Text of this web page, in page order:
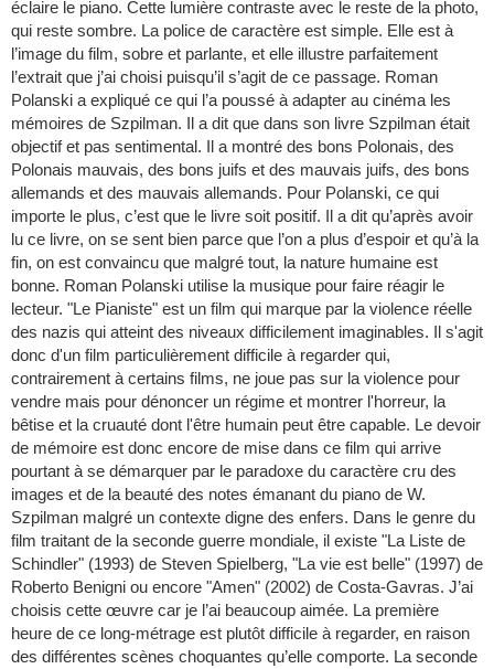
éclaire le piano. Cette lumière contraste avec le reste de la photo,
qui reste sombre. La police de caractère est simple. Elle est à
l’image du film, sobre et parlante, et elle illustre parfaitement
l’extrait que j’ai choisi puisqu’il s’agit de ce passage. Roman
Polanski a expliqué ce qui l’a poussé à adapter au cinéma les
mémoires de Szpilman. Il a dit que dans son livre Szpilman était
objectif et pas sentimental. Il a montré des bons Polonais, des
Polonais mauvais, des bons juifs et des mauvais juifs, des bons
allemands et des mauvais allemands. Pour Polanski, ce qui
importe le plus, c’est que le livre soit positif. Il a dit qu’après avoir
lu ce livre, on se sent bien parce que l’on a plus d’espoir et qu’à la
fin, on est convaincu que malgré tout, la nature humaine est
bonne. Roman Polanski utilise la musique pour faire réagir le
lecteur. "Le Pianiste" est un film qui marque par la violence réelle
des nazis qui atteint des niveaux difficilement imaginables. Il s'agit
donc d'un film particulièrement difficile à regarder qui,
contrairement à certains films, ne joue pas sur la violence pour
vendre mais pour dénoncer un régime et montrer l'horreur, la
bêtise et la cruauté dont l'être humain peut être capable. Le devoir
de mémoire est donc encore de mise dans ce film qui arrive
pourtant à se démarquer par le paradoxe du caractère cru des
images et de la beauté des notes émanant du piano de W.
Szpilman malgré un contexte digne des enfers. Dans le genre du
film traitant de la seconde guerre mondiale, il existe "La Liste de
Schindler" (1993) de Steven Spielberg, "La vie est belle" (1997) de
Roberto Benigni ou encore "Amen" (2002) de Costa-Gavras. J’ai
choisis cette œuvre car je l’ai beaucoup aimée. La première
heure de ce long-métrage est plutôt difficile à regarder, en raison
des différentes scènes choquantes qu’elle comporte. La seconde